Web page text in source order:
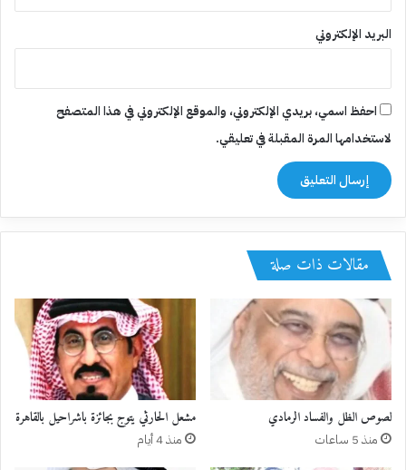
البريد الإلكتروني
احفظ اسمي، بريدي الإلكتروني، والموقع الإلكتروني في هذا المتصفح
لاستخدامها المرة المقبلة في تعليقي.
مقالات ذات صلة
لصوص الظل والفساد الرمادي
منذ 5 ساعات منذ 4 أيام